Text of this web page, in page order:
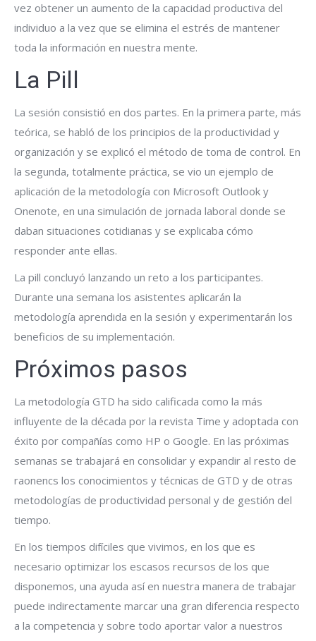
vez obtener un aumento de la capacidad productiva del
individuo a la vez que se elimina el estrés de mantener
toda la información en nuestra mente.
La Pill
La sesión consistió en dos partes. En la primera parte, más
teórica, se habló de los principios de la productividad y
organización y se explicó el método de toma de control. En
la segunda, totalmente práctica, se vio un ejemplo de
aplicación de la metodología con Microsoft Outlook y
Onenote, en una simulación de jornada laboral donde se
daban situaciones cotidianas y se explicaba cómo
responder ante ellas.
La pill concluyó lanzando un reto a los participantes.
Durante una semana los asistentes aplicarán la
metodología aprendida en la sesión y experimentarán los
beneficios de su implementación.
Próximos pasos
La metodología GTD ha sido calificada como la más
influyente de la década por la revista Time y adoptada con
éxito por compañías como HP o Google. En las próximas
semanas se trabajará en consolidar y expandir al resto de
raonencs los conocimientos y técnicas de GTD y de otras
metodologías de productividad personal y de gestión del
tiempo.
En los tiempos difíciles que vivimos, en los que es
necesario optimizar los escasos recursos de los que
disponemos, una ayuda así en nuestra manera de trabajar
puede indirectamente marcar una gran diferencia respecto
a la competencia y sobre todo aportar valor a nuestros